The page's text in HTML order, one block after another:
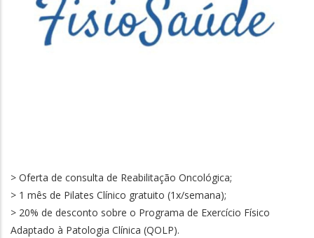
> Oferta de consulta de Reabilitação Oncológica;
> 1 mês de Pilates Clínico gratuito (1x/semana);
> 20% de desconto sobre o Programa de Exercício Físico
Adaptado à Patologia Clínica (QOLP).